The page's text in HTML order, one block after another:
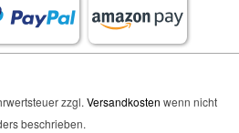
zzgl. Versandkosten wenn nicht
beschrieben.